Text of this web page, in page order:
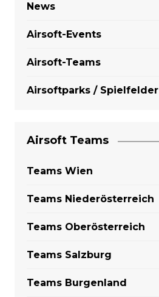
News
Airsoft-Events
Airsoft-Teams
Airsoftparks / Spielfelder
Airsoft Teams
Teams Wien
Teams Niederösterreich
Teams Oberösterreich
Teams Salzburg
Teams Burgenland